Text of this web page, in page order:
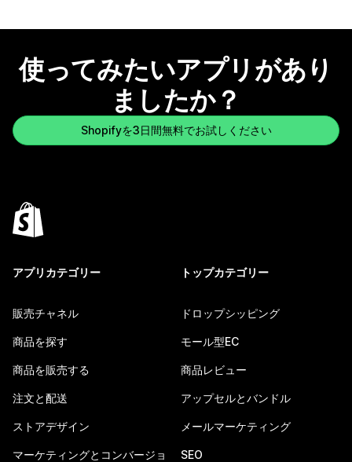
使ってみたいアプリがあり
ましたか？
Shopifyを3日間無料でお試しください
アプリカテゴリー
販売チャネル
商品を探す
商品を販売する
注文と配送
ストアデザイン
マーケティングとコンバージョ
トップカテゴリー
ドロップシッピング
モール型EC
商品レビュー
アップセルとバンドル
メールマーケティング
SEO